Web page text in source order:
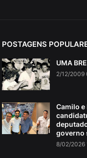
POSTAGENS
UMA
2/12/2009
Camilo
governo
8/02/2026